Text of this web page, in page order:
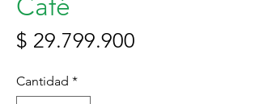
$ 29.799.900
Cantidad *